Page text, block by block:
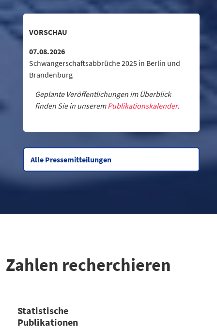
VORSCHAU
07.08.2026
Schwangerschaftsabbrüche 2025 in Berlin und
Brandenburg
Geplante Veröffentlichungen im Überblick
finden Sie in unseremPublikationskalender.
Alle Pressemitteilungen
Zahlen recherchieren
Statistische
Publikationen